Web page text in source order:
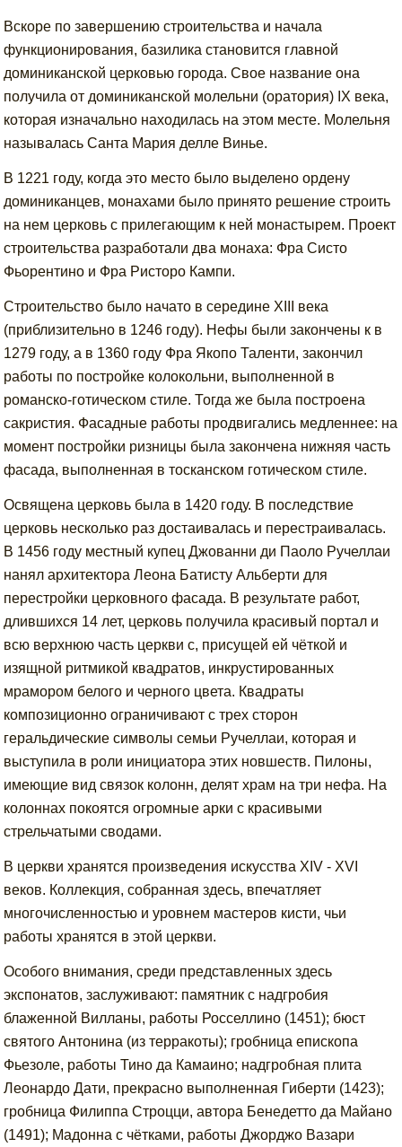
Вскоре по завершению строительства и начала
функционирования, базилика становится главной
доминиканской церковью города. Свое название она
получила от доминиканской молельни (оратория) IX века,
которая изначально находилась на этом месте. Молельня
называлась Санта Мария делле Винье.
В 1221 году, когда это место было выделено ордену
доминиканцев, монахами было принято решение строить
на нем церковь с прилегающим к ней монастырем. Проект
строительства разработали два монаха: Фра Систо
Фьорентино и Фра Ристоро Кампи.
Строительство было начато в середине XIII века
(приблизительно в 1246 году). Нефы были закончены к в
1279 году, а в 1360 году Фра Якопо Таленти, закончил
работы по постройке колокольни, выполненной в
романско-готическом стиле. Тогда же была построена
сакристия. Фасадные работы продвигались медленнее: на
момент постройки ризницы была закончена нижняя часть
фасада, выполненная в тосканском готическом стиле.
Освящена церковь была в 1420 году. В последствие
церковь несколько раз достаивалась и перестраивалась.
В 1456 году местный купец Джованни ди Паоло Ручеллаи
нанял архитектора Леона Батисту Альберти для
перестройки церковного фасада. В результате работ,
длившихся 14 лет, церковь получила красивый портал и
всю верхнюю часть церкви с, присущей ей чёткой и
изящной ритмикой квадратов, инкрустированных
мрамором белого и черного цвета. Квадраты
композиционно ограничивают с трех сторон
геральдические символы семьи Ручеллаи, которая и
выступила в роли инициатора этих новшеств. Пилоны,
имеющие вид связок колонн, делят храм на три нефа. На
колоннах покоятся огромные арки с красивыми
стрельчатыми сводами.
В церкви хранятся произведения искусства XIV - XVI
веков. Коллекция, собранная здесь, впечатляет
многочисленностью и уровнем мастеров кисти, чьи
работы хранятся в этой церкви.
Особого внимания, среди представленных здесь
экспонатов, заслуживают: памятник с надгробия
блаженной Вилланы, работы Росселлино (1451); бюст
святого Антонина (из терракоты); гробница епископа
Фьезоле, работы Тино да Камаино; надгробная плита
Леонардо Дати, прекрасно выполненная Гиберти (1423);
гробница Филиппа Строцци, автора Бенедетто да Майано
(1491); Мадонна с чётками, работы Джорджо Вазари